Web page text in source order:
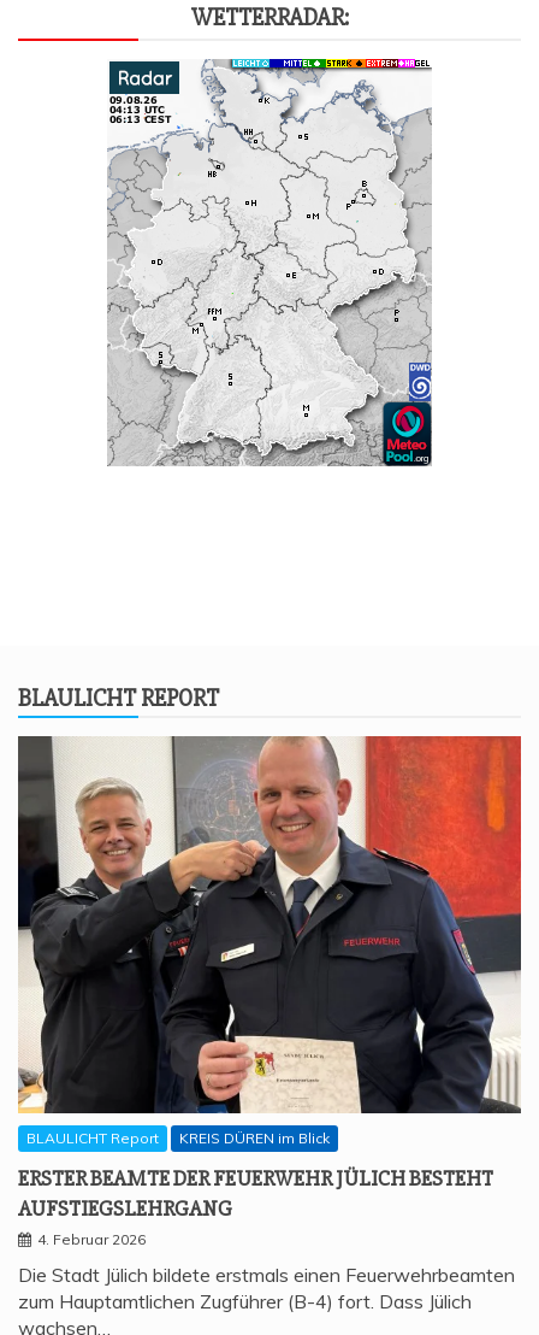
WET­TER­RA­DAR:
BLAU­LICHT REPORT
BLAULICHT Report KREIS DÜREN im Blick
ERS­TER BEAM­TE DER FEU­ER­WEHR JÜLICH BESTEHT
AUFSTIEGSLEHRGANG
4. Februar 2026
Die Stadt Jülich bildete erstmals einen Feuerwehrbeamten
zum Hauptamtlichen Zugführer (B-4) fort. Dass Jülich
wachsen…